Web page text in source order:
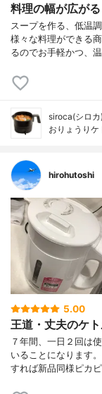
料理の幅が広がる
スープを作る、低温
様々な料理ができる
るのでお手軽かつ、
siroca(シロカ)
おりょうりケ
hirohutoshi
5.00
王道・丈夫のケ
７年間、一日２回は
いることになります
すれば新品同様ピカ